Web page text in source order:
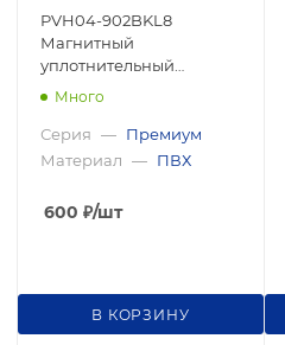
PVH04-902BKL8
Магнитный
уплотнительный
профиль, 180°
стекла 8 мм, 2500мм,
premium
Много
Серия — Премиум
Материал — ПВХ
600 ₽/шт
В КОРЗИНУ